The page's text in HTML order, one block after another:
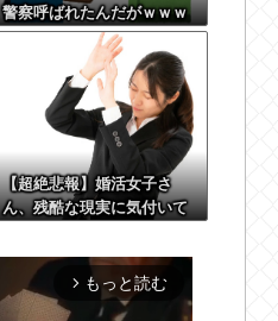
警察呼ばれたんだがｗｗｗ
ｗｗｗ
【超絶悲報】婚活女子さ
ん、残酷な現実に気付いて